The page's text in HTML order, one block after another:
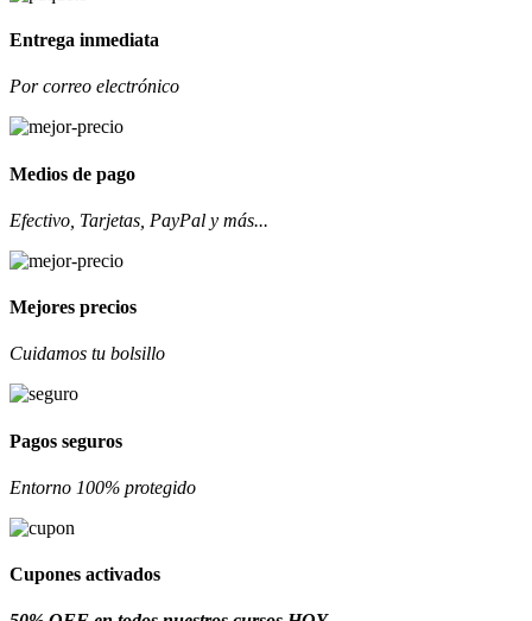
Entrega inmediata
Por correo electrónico
Medios de pago
Efectivo, Tarjetas, PayPal y más...
Mejores precios
Cuidamos tu bolsillo
Pagos seguros
Entorno 100% protegido
Cupones activados